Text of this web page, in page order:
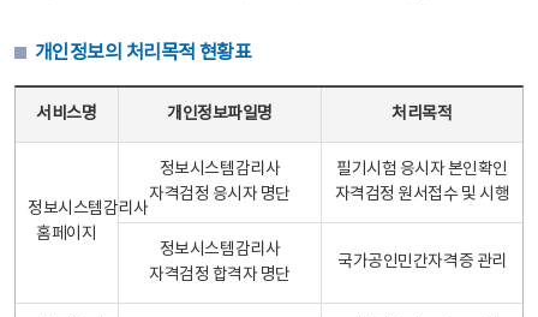
개인정보의 처리목적 현황표
서비스명 개인정보파일명 처리목적
정보시스템감리사
홈페이지
정보시스템감리사
자격검정 응시자 명단
필기시험 응시자 본인확인
자격검정 원서접수 및 시행
정보시스템감리사
자격검정 합격자 명단
국가공인민간자격증 관리